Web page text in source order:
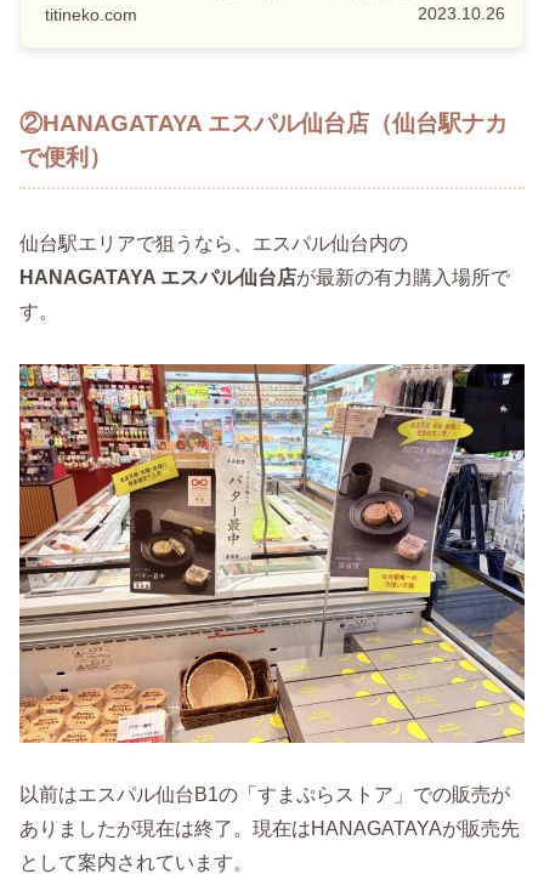
titineko.com 2023.10.26
②HANAGATAYA エスパル仙台店（仙台駅ナカ
で便利）
仙台駅エリアで狙うなら、エスパル仙台内の
HANAGATAYA エスパル仙台店が最新の有力購入場所で
す。
以前はエスパル仙台B1の「すまぷらストア」での販売が
ありましたが現在は終了。現在はHANAGATAYAが販売先
として案内されています。